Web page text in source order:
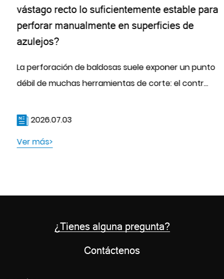
vástago recto lo suficientemente estable para
perforar manualmente en superficies de
azulejos?
La perforación de baldosas suele exponer un punto
débil de muchas herramientas de corte: el contr...
Ver más>
2026.07.03
¿Tienes alguna pregunta?
Contáctenos